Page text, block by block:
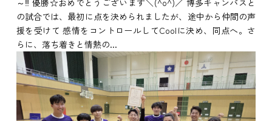
～‼ 優勝☆おめでとうございます＼(^o^)／ 博多キャンパスと
の試合では、最初に点を決められましたが、途中から仲間の声
援を受けて 感情をコントロールしてCoolに決め、同点へ。さ
らに、落ち着きと情熱の...